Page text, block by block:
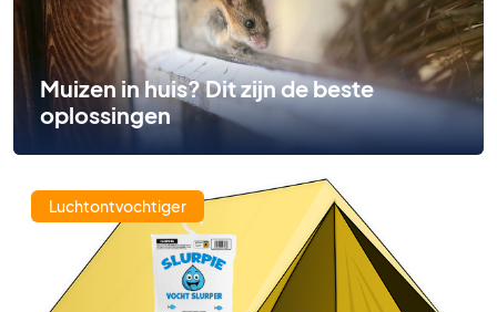
Muizen in huis? Dit zijn de beste
oplossingen
Luchtontvochtiger